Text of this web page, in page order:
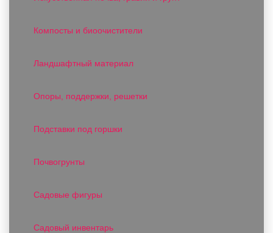
Компосты и биоочистители
Ландшафтный материал
Опоры, поддержки, решетки
Подставки под горшки
Почвогрунты
Садовые фигуры
Садовый инвентарь